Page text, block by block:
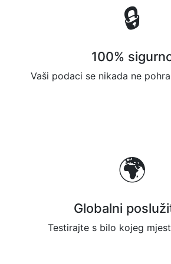
🔒
100%
Vaši podaci se nikada ne
🌍
Globalni
Testirajte s bilo kojeg